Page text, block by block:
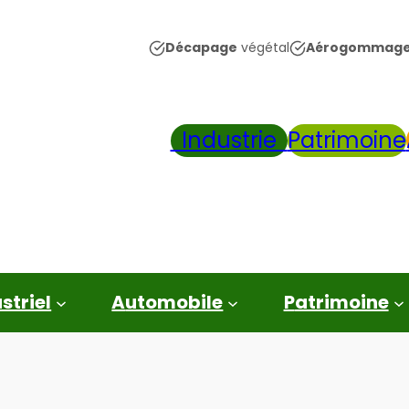
Décapage végétal
IndustriePatrimoine
automobile patrimoine